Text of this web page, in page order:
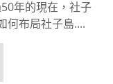
年的現在，社子
何布局社子島....